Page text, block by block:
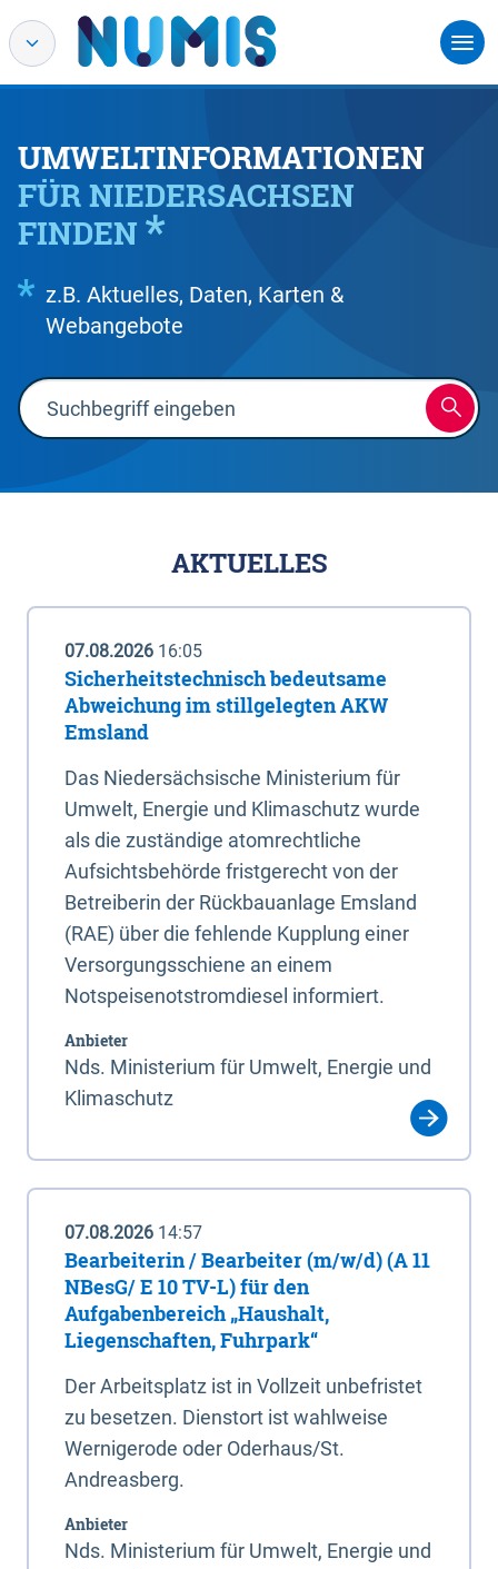
UMWELTINFORMATIONEN
FÜR NIEDERSACHSEN
FINDEN
z.B. Aktuelles, Daten, Karten &
Webangebote
AKTUELLES
07.08.2026 16:05
Sicherheitstechnisch bedeutsame
Abweichung im stillgelegten AKW
Emsland
Das Niedersächsische Ministerium für
Umwelt, Energie und Klimaschutz wurde
als die zuständige atomrechtliche
Aufsichtsbehörde fristgerecht von der
Betreiberin der Rückbauanlage Emsland
(RAE) über die fehlende Kupplung einer
Versorgungsschiene an einem
Notspeisenotstromdiesel informiert.
Anbieter
Nds. Ministerium für Umwelt, Energie und
Klimaschutz
07.08.2026 14:57
Bearbeiterin / Bearbeiter (m/w/d) (A 11
NBesG/ E 10 TV-L) für den
Aufgabenbereich „Haushalt,
Liegenschaften, Fuhrpark“
Der Arbeitsplatz ist in Vollzeit unbefristet
zu besetzen. Dienstort ist wahlweise
Wernigerode oder Oderhaus/St.
Andreasberg.
Anbieter
Nds. Ministerium für Umwelt, Energie und